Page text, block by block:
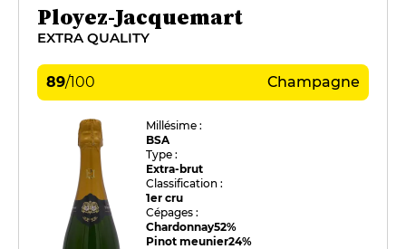
Ployez-Jacquemart
EXTRA QUALITY
89/100 Champagne
Millésime :
BSA
Type :
Extra-brut
Classification :
1er cru
Cépages :
Chardonnay52%
Pinot meunier24%